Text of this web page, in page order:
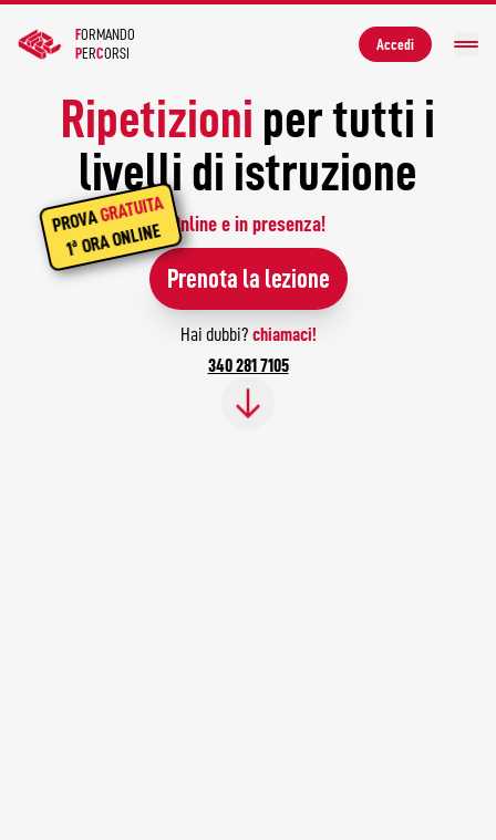
FORMANDO
PERCORSI
Accedi
Presentazione
Chi siamo
Tariffe
Lavora con noi
Ripetizioni per tutti i
livelli di istruzione
Online e in presenza!
Prenota la lezione
PROVAGRATUITA
1ª ORA ONLINE
Hai dubbi? chiamaci!
340 281 7105